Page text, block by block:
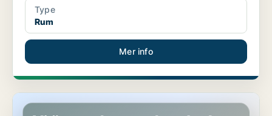
Type
Rum
Mer info
Rum i Kungälv